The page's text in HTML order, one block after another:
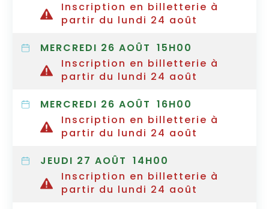
Inscription en billetterie à
partir du lundi 24 août
MERCREDI 26 AOÛT 15H00
Inscription en billetterie à
partir du lundi 24 août
MERCREDI 26 AOÛT 16H00
Inscription en billetterie à
partir du lundi 24 août
JEUDI 27 AOÛT 14H00
Inscription en billetterie à
partir du lundi 24 août